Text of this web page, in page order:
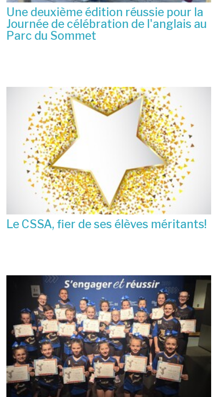
Une deuxième édition réussie pour la
Journée de célébration de l'anglais au
Parc du Sommet
Le CSSA, fier de ses élèves méritants!